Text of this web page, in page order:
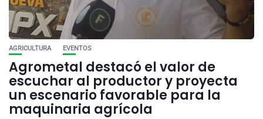
AGRICULTURA EVENTOS
Agrometal destacó el valor de
escuchar al productor y proyecta
un escenario favorable para la
maquinaria agrícola